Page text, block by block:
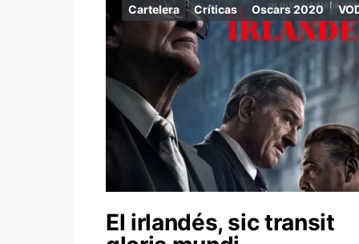
Cartelera Críticas Oscars 2020
El irlandés, sic transit